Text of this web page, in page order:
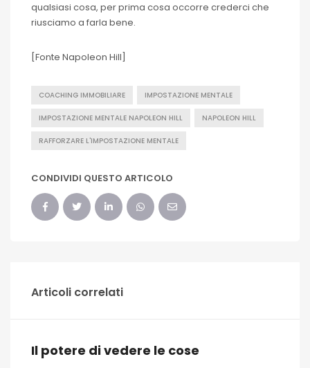
qualsiasi cosa, per prima cosa occorre crederci che
riusciamo a farla bene.
[Fonte Napoleon Hill]
COACHING IMMOBILIARE IMPOSTAZIONE MENTALE
IMPOSTAZIONE MENTALE NAPOLEON HILL NAPOLEON HILL
RAFFORZARE L'IMPOSTAZIONE MENTALE
CONDIVIDI QUESTO ARTICOLO
Articoli correlati
Il potere di vedere le cose